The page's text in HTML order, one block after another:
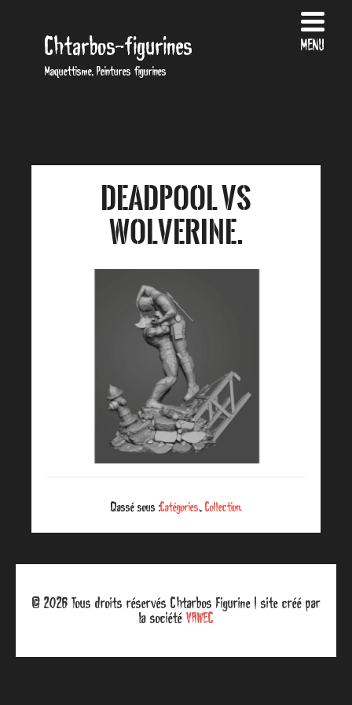
Chtarbos-figurines
Maquettisme, Peintures figurines
Deadpool vs
Wolverine.
Classé sous :Catégories., Collection.
© 2026 Tous droits réservés Chtarbos Figurine | site créé par
la société VAWEC
MENU